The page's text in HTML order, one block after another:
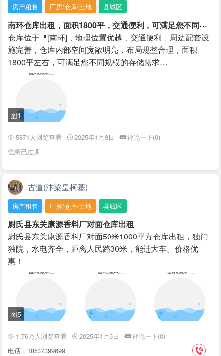
房产租售 厂房/仓库/土地 县城区
南
环仓库出租，面积1800平，交通便利，可满足您不同规格的存储需求，欢迎电话咨询！
仓库位于📍[南环]，地理位置优越，交通便利，周边配套设
施完善，仓库内部空间宽敞明亮，布局规整合理，面积
1800平左右，可满足您不同规模的存储需求…
图1
5871人浏览查看 2025年1月8日
评论一下(0)
信息已过期
古道(汴梁皇柯基)
房产租售 厂房/仓库/土地 县城区
尉氏县东关康源香料厂对面仓库出租
尉氏县东关康源香料厂对面50米1000平方仓库出租，独门
独院，水电齐全，距离人民路30米，能进大车。价格优
惠！
图5
1.76万人浏览查看 2025年1月6日
评论一下(0)
电话：18537399699